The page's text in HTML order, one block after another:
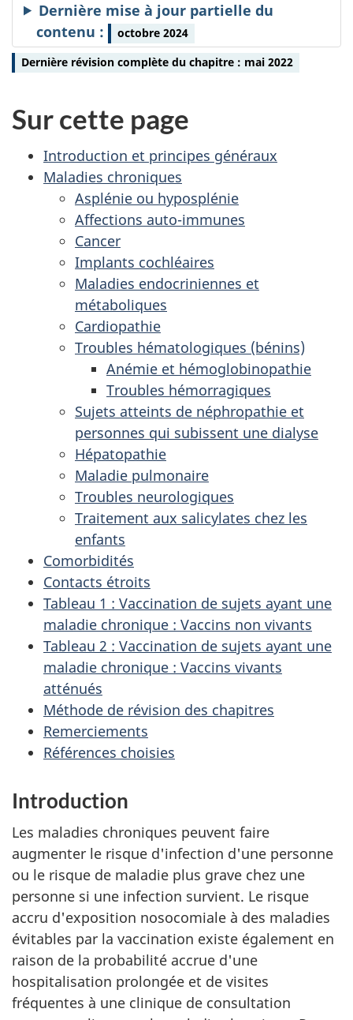
Dernière mise à jour partielle du
contenu :
octobre 2024
Dernière révision complète du chapitre : mai 2022
Sur cette page
Introduction et principes généraux
Maladies chroniques
Asplénie ou hyposplénie
Affections auto-immunes
Cancer
Implants cochléaires
Maladies endocriniennes et
métaboliques
Cardiopathie
Troubles hématologiques (bénins)
Anémie et hémoglobinopathie
Troubles hémorragiques
Sujets atteints de néphropathie et
personnes qui subissent une dialyse
Hépatopathie
Maladie pulmonaire
Troubles neurologiques
Traitement aux salicylates chez les
enfants
Comorbidités
Contacts étroits
Tableau 1 : Vaccination de sujets ayant une
maladie chronique : Vaccins non vivants
Tableau 2 : Vaccination de sujets ayant une
maladie chronique : Vaccins vivants
atténués
Méthode de révision des chapitres
Remerciements
Références choisies
Introduction
Les maladies chroniques peuvent faire
augmenter le risque d'infection d'une personne
ou le risque de maladie plus grave chez une
personne si une infection survient. Le risque
accru d'exposition nosocomiale à des maladies
évitables par la vaccination existe également en
raison de la probabilité accrue d'une
hospitalisation prolongée et de visites
fréquentes à une clinique de consultation